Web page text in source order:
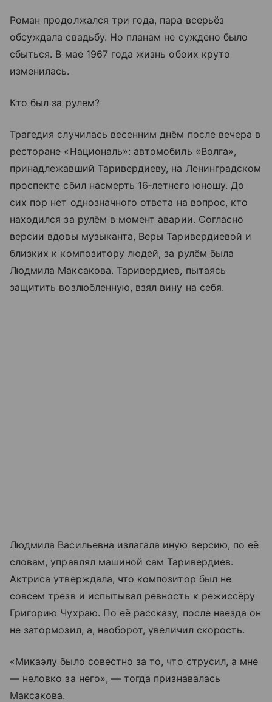
Роман продолжался три года, пара всерьёз
обсуждала свадьбу. Но планам не суждено было
сбыться. В мае 1967 года жизнь обоих круто
изменилась.
Кто был за рулем?
Трагедия случилась весенним днём после вечера в
ресторане «Националь»: автомобиль «Волга»,
принадлежавший Таривердиеву, на Ленинградском
проспекте сбил насмерть 16‑летнего юношу. До
сих пор нет однозначного ответа на вопрос, кто
находился за рулём в момент аварии. Согласно
версии вдовы музыканта, Веры Таривердиевой и
близких к композитору людей, за рулём была
Людмила Максакова. Таривердиев, пытаясь
защитить возлюбленную, взял вину на себя.
Людмила Васильевна излагала иную версию, по её
словам, управлял машиной сам Таривердиев.
Актриса утверждала, что композитор был не
совсем трезв и испытывал ревность к режиссёру
Григорию Чухраю. По её рассказу, после наезда он
не затормозил, а, наоборот, увеличил скорость.
«Микаэлу было совестно за то, что струсил, а мне
— неловко за него», — тогда признавалась
Максакова.